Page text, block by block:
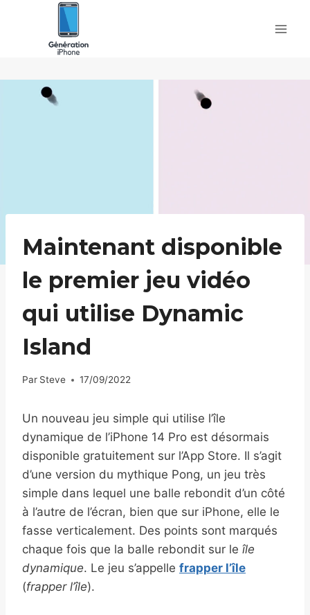
Maintenant disponible
le premier jeu vidéo
qui utilise Dynamic
Island
Par Steve 17/09/2022
Un nouveau jeu simple qui utilise l’île
dynamique de l’iPhone 14 Pro est désormais
disponible gratuitement sur l’App Store. Il s’agit
d’une version du mythique Pong, un jeu très
simple dans lequel une balle rebondit d’un côté
à l’autre de l’écran, bien que sur iPhone, elle le
fasse verticalement. Des points sont marqués
chaque fois que la balle rebondit sur le île
dynamique. Le jeu s’appelle frapper l’île
(frapper l’île).